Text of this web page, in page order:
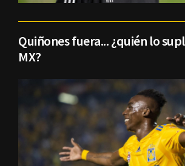
Quiñones fuera... ¿quién lo
MX?